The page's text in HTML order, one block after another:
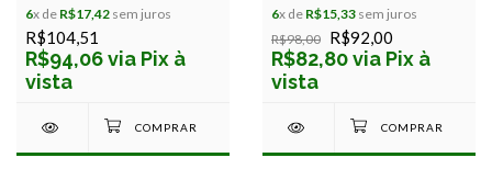
6x de R$17,42 sem juros
R$104,51
R$94,06 via Pix à
vista
6x de R$15,33 sem juros
R$98,00 R$92,00
R$82,80 via Pix à
vista